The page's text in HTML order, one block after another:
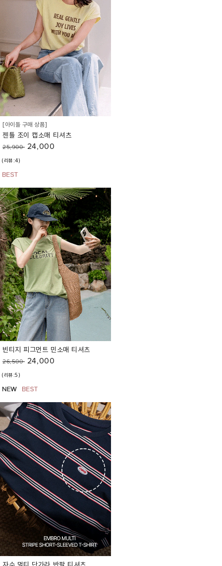
[아이돌 구매 상품]
젠틀 조이 캡소매 티셔츠
25,900 24,000
(리뷰:4)
빈티지 피그먼트 민소매 티셔츠
26,500 24,000
(리뷰:5)